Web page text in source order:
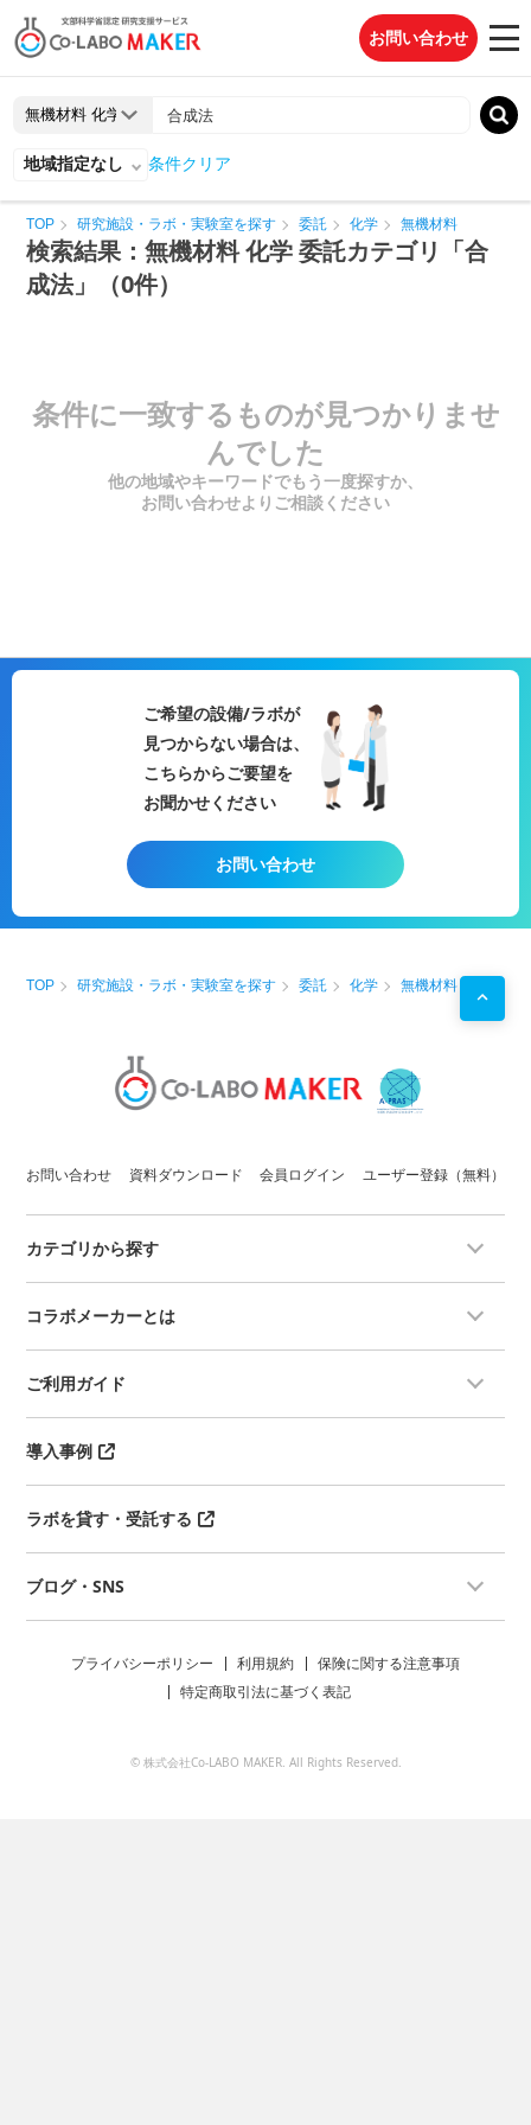
お問い合わせ
地域指定なし 条件クリア
TOP 研究施設・ラボ・実験室を探す 委託 化学 無機材料
検索結果：無機材料 化学 委託カテゴリ「合
成法」（0件）
条件に一致するものが見つかりませ
んでした
他の地域やキーワードでもう一度探すか、
お問い合わせよりご相談ください
ご希望の設備/ラボが
見つからない場合は、
こちらからご要望を
お聞かせください
お問い合わせ
TOP 研究施設・ラボ・実験室を探す 委託 化学 無機材料
お問い合わせ 資料ダウンロード 会員ログイン ユーザー登録（無料）
カテゴリから探す
コラボメーカーとは
ご利用ガイド
導入事例
ラボを貸す・受託する
ブログ・SNS
プライバシーポリシー 利用規約
保険に関する注意事項
特定商取引法に基づく表記
© 株式会社Co-LABO MAKER. All Rights Reserved.